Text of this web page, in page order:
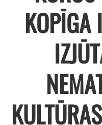
KOPĪGA